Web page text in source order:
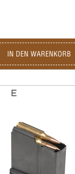
IN DEN WARENKORB